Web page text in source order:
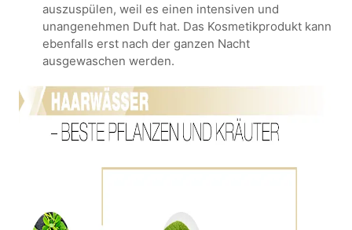
auszuspülen, weil es einen intensiven und
unangenehmen Duft hat. Das Kosmetikprodukt kann
ebenfalls erst nach der ganzen Nacht
ausgewaschen werden.